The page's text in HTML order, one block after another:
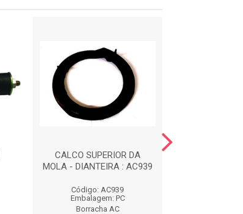
CALCO SUPERIOR DA
MOLA - DIANTEIRA : AC939
Código: AC939
Embalagem: PC
Borracha AC